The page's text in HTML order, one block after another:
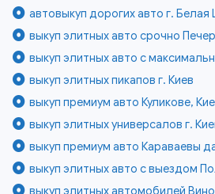
автовыкуп дорогих авто г. Белая
выкуп элитных авто срочно
выкуп элитных авто с
выкуп элитных пикапов г. Киев
выкуп премиум авто Куликове,
выкуп элитных универсалов г.
выкуп премиум авто Караваевы
выкуп элитных авто с выездом
выкуп элитных автомобилей